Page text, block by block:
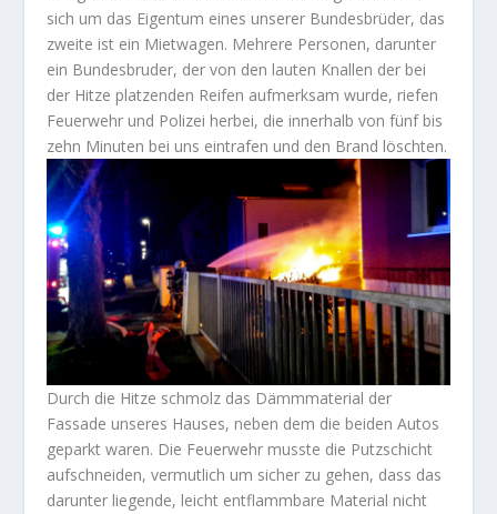
sich um das Eigentum eines unserer Bundesbrüder, das
zweite ist ein Mietwagen. Mehrere Personen, darunter
ein Bundesbruder, der von den lauten Knallen der bei
der Hitze platzenden Reifen aufmerksam wurde, riefen
Feuerwehr und Polizei herbei, die innerhalb von fünf bis
zehn Minuten bei uns eintrafen und den Brand löschten.
Durch die Hitze schmolz das Dämmmaterial der
Fassade unseres Hauses, neben dem die beiden Autos
geparkt waren. Die Feuerwehr musste die Putzschicht
aufschneiden, vermutlich um sicher zu gehen, dass das
darunter liegende, leicht entflammbare Material nicht